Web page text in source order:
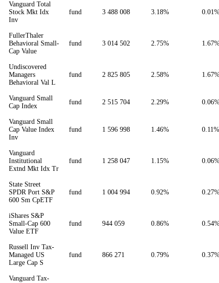
Vanguard Total
Stock Mkt Idx
Inv
fund 3 488 008 3.18%
FullerThaler
Behavioral Small-
Cap Value
fund 3 014 502 2.75%
Undiscovered
Managers
Behavioral Val L
fund 2 825 805 2.58%
Vanguard Small
Cap Index
fund 2 515 704 2.29%
Vanguard Small
Cap Value Index
Inv
fund 1 596 998 1.46% 0.11%
Vanguard
Institutional
Extnd Mkt Idx Tr
fund 1 258 047 1.15%
State Street
SPDR Port S&P
600 Sm CpETF
fund 1 004 994 0.92%
iShares S&P
Small-Cap 600
Value ETF
fund 944 059 0.86%
Russell Inv Tax-
Managed US
Large Cap S
fund 866 271 0.79%
Vanguard Tax-